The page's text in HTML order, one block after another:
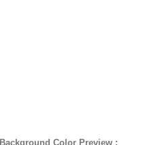
Background Color Preview :